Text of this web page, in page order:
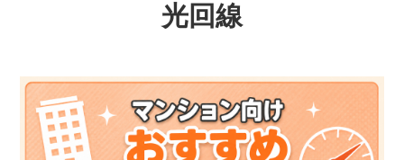
光回線